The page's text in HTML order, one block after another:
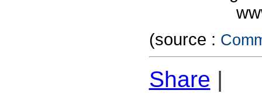
(source :
Share |